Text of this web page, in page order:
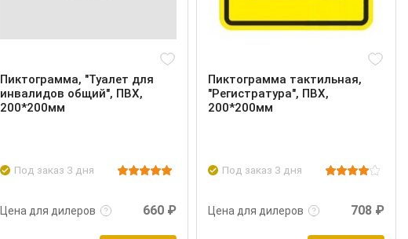
Пиктограмма, "Туалет для
инвалидов общий", ПВХ,
200*200мм
Под заказ 3 дня
Цена для дилеров
Подробнее Войти
660 ₽
Пиктограмма тактильная,
"Регистратура", ПВХ,
200*200мм
Под заказ 3 дня
Цена для дилеров
Подробнее Войти
708 ₽